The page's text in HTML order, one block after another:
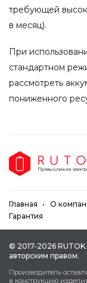
требующей
в месяц).
При
стандартном
рассмотреть
пониженного
Главная О
Гарантия
© 2017-2026
aвтopcким пpaвoм.
Пpoизвoдитeль
в кoнcтpукцию